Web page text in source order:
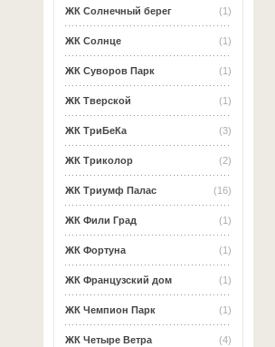
(1)
ЖК Солнечный берег
(1)
ЖК Солнце
(1)
ЖК Суворов Парк
(1)
ЖК Тверской
(3)
ЖК ТриБеКа
(2)
ЖК Триколор
(16)
ЖК Триумф Палас
(1)
ЖК Фили Град
(1)
ЖК Фортуна
(1)
ЖК Французский дом
(1)
ЖК Чемпион Парк
(4)
ЖК Четыре Ветра